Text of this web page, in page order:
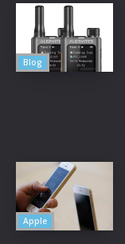
Blog
Apple